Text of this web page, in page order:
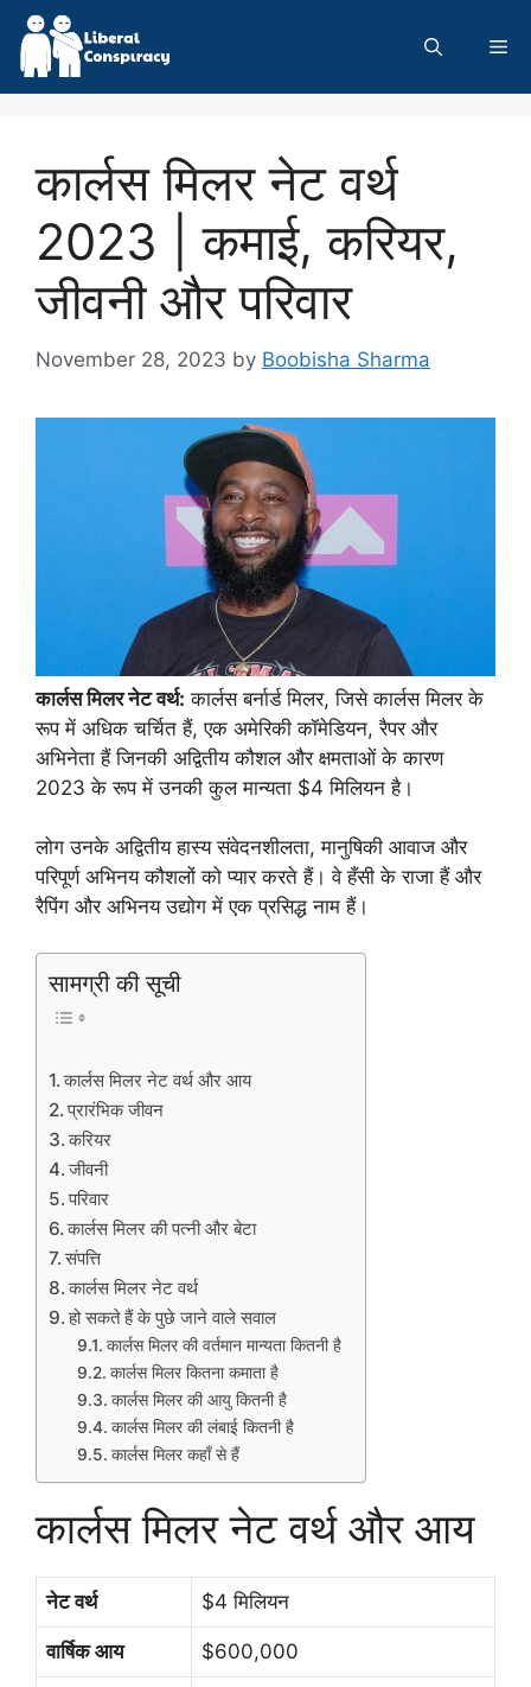
Skip
content
कार्लस मिलर नेट वर्थ
2023 | कमाई, करियर,
जीवनी और परिवार
November 28, 2023 by Boobisha Sharma
कार्लस मिलर नेट वर्थ: कार्लस बर्नार्ड मिलर, जिसे कार्लस मिलर के
रूप में अधिक चर्चित हैं, एक अमेरिकी कॉमेडियन, रैपर और
अभिनेता हैं जिनकी अद्वितीय कौशल और क्षमताओं के कारण
2023 के रूप में उनकी कुल मान्यता $4 मिलियन है।
लोग उनके अद्वितीय हास्य संवेदनशीलता, मानुषिकी आवाज और
परिपूर्ण अभिनय कौशलों को प्यार करते हैं। वे हँसी के राजा हैं और
रैपिंग और अभिनय उद्योग में एक प्रसिद्ध नाम हैं।
सामग्री की सूची
कार्लस मिलर नेट वर्थ और आय
प्रारंभिक जीवन
करियर
जीवनी
परिवार
कार्लस मिलर की पत्नी और बेटा
संपत्ति
कार्लस मिलर नेट वर्थ
हो सकते हैं के पुछे जाने वाले सवाल
कार्लस मिलर की वर्तमान मान्यता कितनी है
कार्लस मिलर कितना कमाता है
कार्लस मिलर की आयु कितनी है
कार्लस मिलर की लंबाई कितनी है
कार्लस मिलर कहाँ से हैं
कार्लस मिलर नेट वर्थ और आय
नेट वर्थ $4 मिलियन
वार्षिक आय $600,000